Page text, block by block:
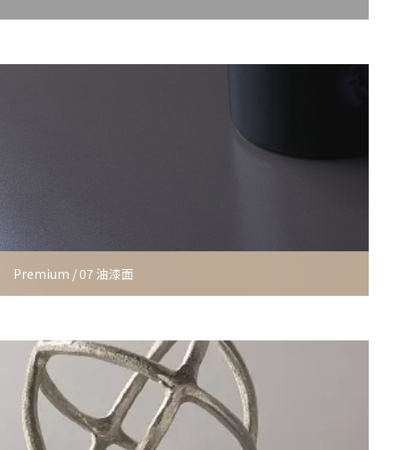
Premium / 07 油漆面